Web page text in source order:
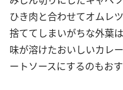
ひき肉と合わせてオムレ
捨ててしまいがちな外葉
味が溶けたおいしいカレ
ートソースにするのもおす